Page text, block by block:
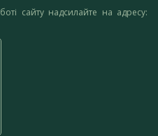
сайту надсилайте на адресу: